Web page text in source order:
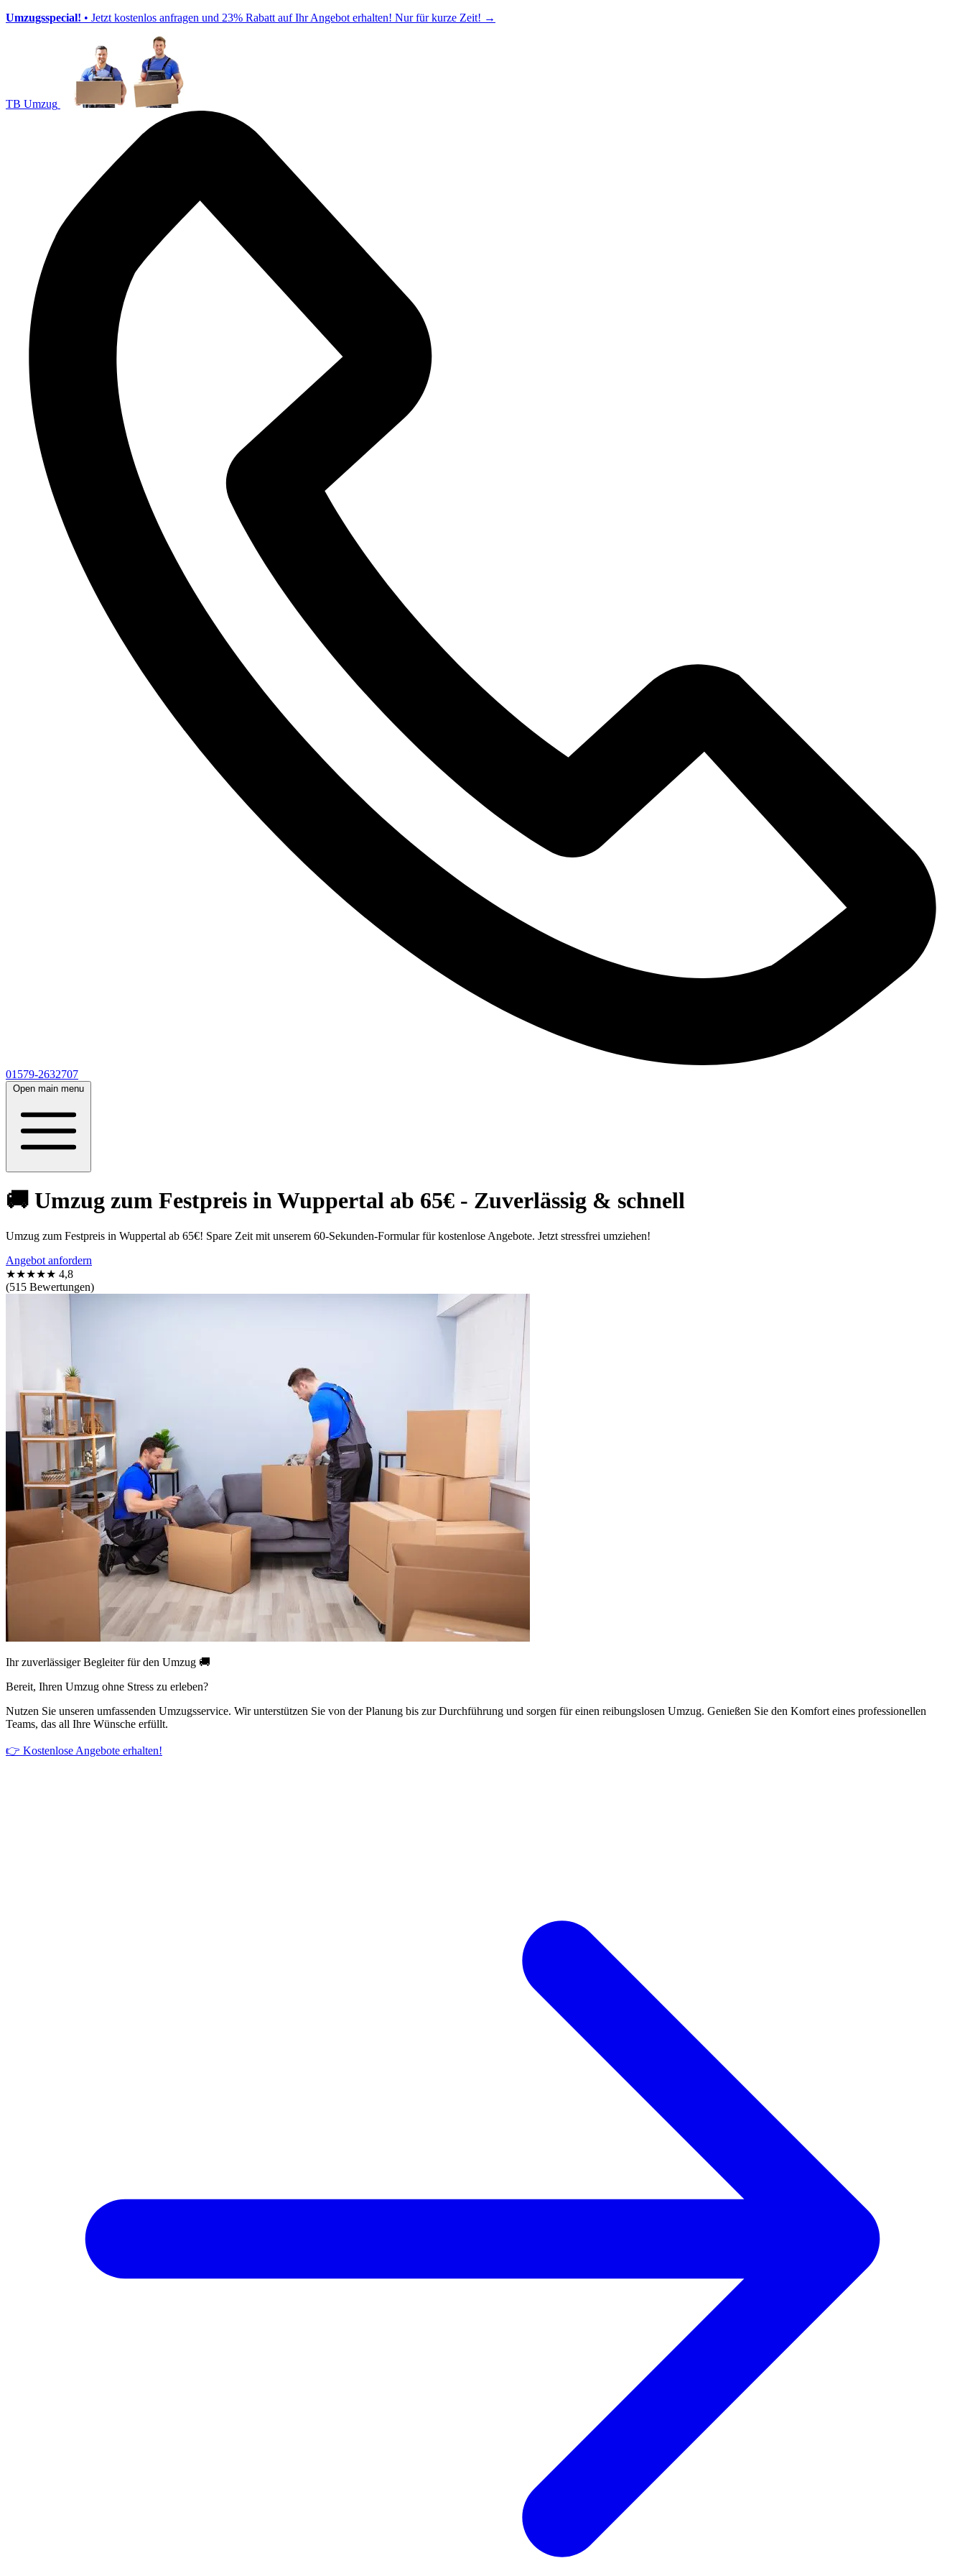
Umzugsspecial! • Jetzt kostenlos anfragen und 23% Rabatt auf Ihr Angebot erhalten! Nur für kurze Zeit! →
TB Umzug
01579-2632707
Open main menu
🚚 Umzug zum Festpreis in Wuppertal ab 65€ - Zuverlässig & schnell
Umzug zum Festpreis in Wuppertal ab 65€! Spare Zeit mit unserem 60-Sekunden-Formular für kostenlose Angebote. Jetzt stressfrei umziehen!
Angebot anfordern
★★★★★ 4,8
(515 Bewertungen)
Ihr zuverlässiger Begleiter für den Umzug 🚚
Bereit, Ihren Umzug ohne Stress zu erleben?
Nutzen Sie unseren umfassenden Umzugsservice. Wir unterstützen Sie von der Planung bis zur Durchführung und sorgen für einen reibungslosen Umzug. Genießen Sie den Komfort eines professionellen
Teams, das all Ihre Wünsche erfüllt.
👉 Kostenlose Angebote erhalten!